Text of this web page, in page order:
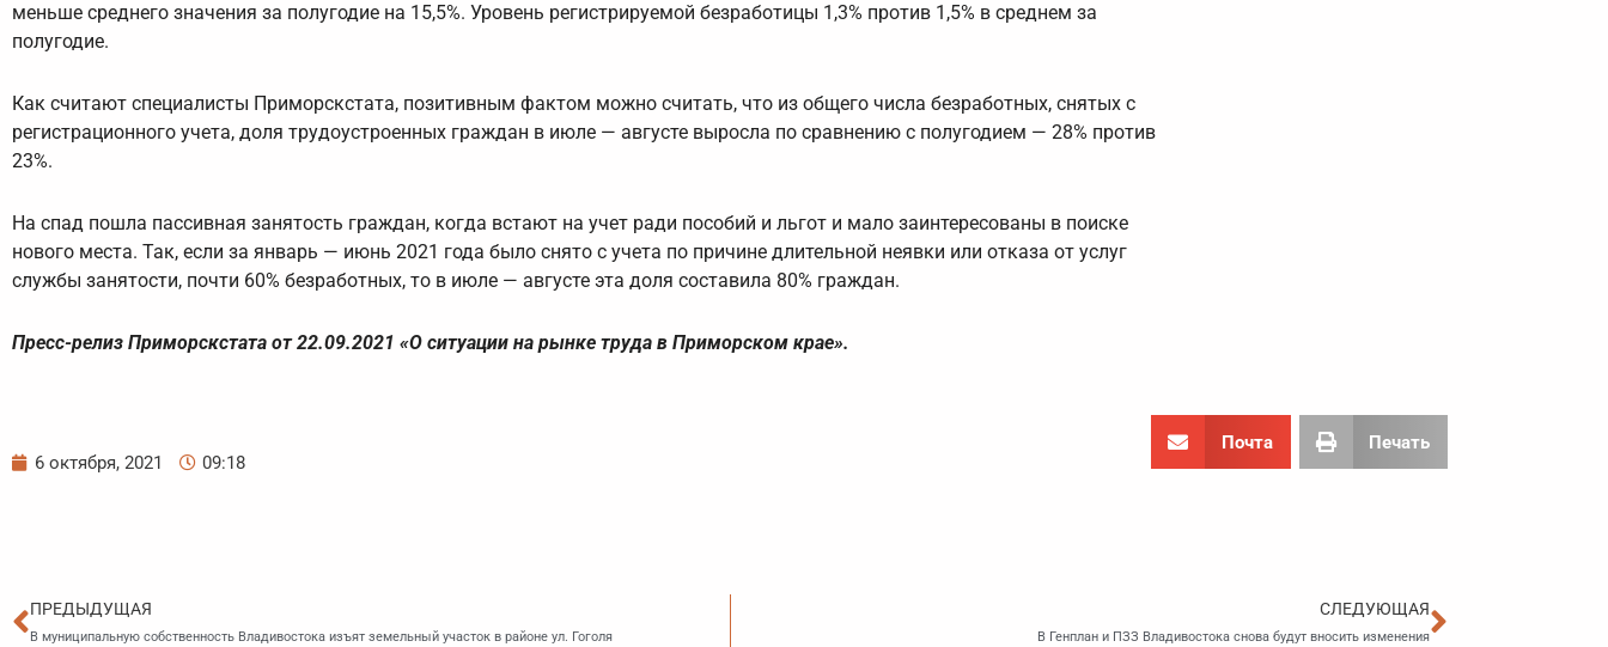
меньше среднего значения за полугодие на 15,5%. Уровень регистрируемой безработицы 1,3% против 1,5% в среднем за
полугодие.
Как считают специалисты Приморскстата, позитивным фактом можно считать, что из общего числа безработных, снятых с
регистрационного учета, доля трудоустроенных граждан в июле — августе выросла по сравнению с полугодием — 28% против
23%.
На спад пошла пассивная занятость граждан, когда встают на учет ради пособий и льгот и мало заинтересованы в поиске
нового места. Так, если за январь — июнь 2021 года было снято с учета по причине длительной неявки или отказа от услуг
службы занятости, почти 60% безработных, то в июле — августе эта доля составила 80% граждан.
Пресс-релиз Приморскстата от 22.09.2021 «О ситуации на рынке труда в Приморском крае».
6 октября, 2021 09:18
Почта Печать
Пред
ПРЕДЫДУЩАЯ
В муниципальную собственность Владивостока изъят земельный участок в районе ул. Гоголя
СЛЕДУЮЩАЯ
В Генплан и ПЗЗ Владивостока снова будут вносить изменения